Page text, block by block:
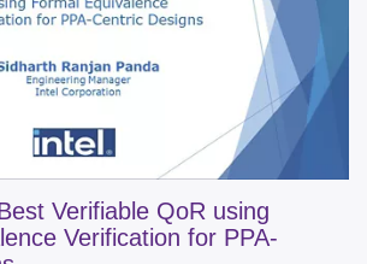
Verifiable QoR using
Verification for PPA-